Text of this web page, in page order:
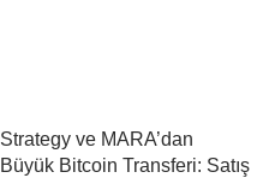
Strategy ve MARA’dan
Büyük Bitcoin Transferi: Satış